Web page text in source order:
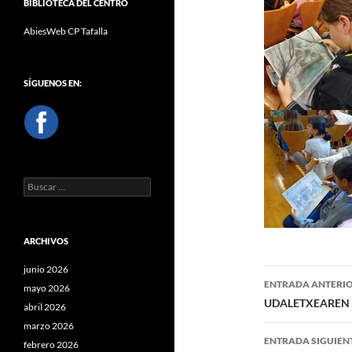
de
entradas
ENTRADA
ENTRADA
BIBLIOTECA DEL CENTRO
AbiesWeb CP Tafalla
SÍGUENOS EN:
Buscar:
ARCHIVOS
junio 2026
mayo 2026
abril 2026
marzo 2026
febrero 2026